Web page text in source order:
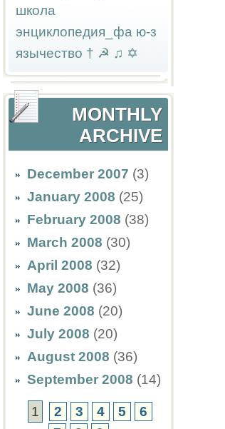
школа
энциклопедия_фа ю-з
язычество † ☭ ♫ ✡
MONTHLY
ARCHIVE
December 2007 (3)
January 2008 (25)
February 2008 (38)
March 2008 (30)
April 2008 (32)
May 2008 (36)
June 2008 (20)
July 2008 (20)
August 2008 (36)
September 2008 (14)
1 2 3 4 5
6